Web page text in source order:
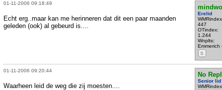
01-11-2006 09:18:49
Erelid
447
OTindex:
1.244
Wnplts:
Emmerich
S
Echt erg..maar kan me herinneren dat dit een paar maanden
geleden (ook) al gebeurd is....
01-11-2006 09:20:44
No
Senior lid
Waarheen leid de weg die zij moesten....